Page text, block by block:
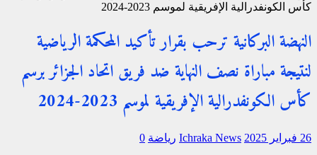
كأس الكونفدرالية الإفريقية لموسم 2023-2024
النهضة البركانية ترحب بقرار تأكيد المحكمة الرياضية
لنتيجة مباراة نصف النهاية ضد فريق اتحاد الجزائر برسم
كأس الكونفدرالية الإفريقية لموسم 2023-2024
26 فبراير 2025 Ichraka News رياضة 0